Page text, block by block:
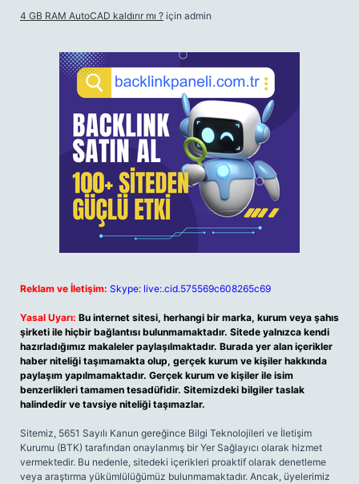
4 GB RAM AutoCAD kaldırır mı ? için admin
Reklam ve İletişim: Skype: live:.cid.575569c608265c69
Yasal Uyarı: Bu internet sitesi, herhangi bir marka, kurum veya şahıs
şirketi ile hiçbir bağlantısı bulunmamaktadır. Sitede yalnızca kendi
hazırladığımız makaleler paylaşılmaktadır. Burada yer alan içerikler
haber niteliği taşımamakta olup, gerçek kurum ve kişiler hakkında
paylaşım yapılmamaktadır. Gerçek kurum ve kişiler ile isim
benzerlikleri tamamen tesadüfidir. Sitemizdeki bilgiler taslak
halindedir ve tavsiye niteliği taşımazlar.
Sitemiz, 5651 Sayılı Kanun gereğince Bilgi Teknolojileri ve İletişim
Kurumu (BTK) tarafından onaylanmış bir Yer Sağlayıcı olarak hizmet
vermektedir. Bu nedenle, sitedeki içerikleri proaktif olarak denetleme
veya araştırma yükümlülüğümüz bulunmamaktadır. Ancak, üyelerimiz